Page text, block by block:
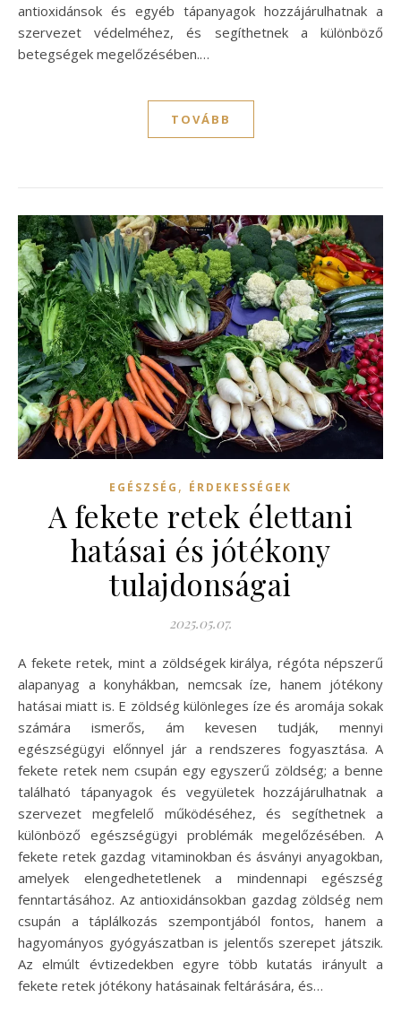
antioxidánsok és egyéb tápanyagok hozzájárulhatnak a
szervezet védelméhez, és segíthetnek a különböző
betegségek megelőzésében.…
TOVÁBB
EGÉSZSÉG , ÉRDEKESSÉGEK
A fekete retek élettani
hatásai és jótékony
tulajdonságai
2025.05.07.
A fekete retek, mint a zöldségek királya, régóta népszerű
alapanyag a konyhákban, nemcsak íze, hanem jótékony
hatásai miatt is. E zöldség különleges íze és aromája sokak
számára ismerős, ám kevesen tudják, mennyi
egészségügyi előnnyel jár a rendszeres fogyasztása. A
fekete retek nem csupán egy egyszerű zöldség; a benne
található tápanyagok és vegyületek hozzájárulhatnak a
szervezet megfelelő működéséhez, és segíthetnek a
különböző egészségügyi problémák megelőzésében. A
fekete retek gazdag vitaminokban és ásványi anyagokban,
amelyek elengedhetetlenek a mindennapi egészség
fenntartásához. Az antioxidánsokban gazdag zöldség nem
csupán a táplálkozás szempontjából fontos, hanem a
hagyományos gyógyászatban is jelentős szerepet játszik.
Az elmúlt évtizedekben egyre több kutatás irányult a
fekete retek jótékony hatásainak feltárására, és…